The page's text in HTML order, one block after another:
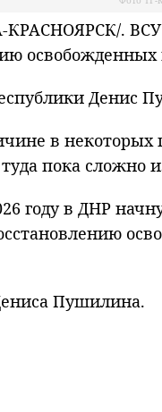
. ВСУ
Денис
в
пока
году в ДНР
Пушилина.